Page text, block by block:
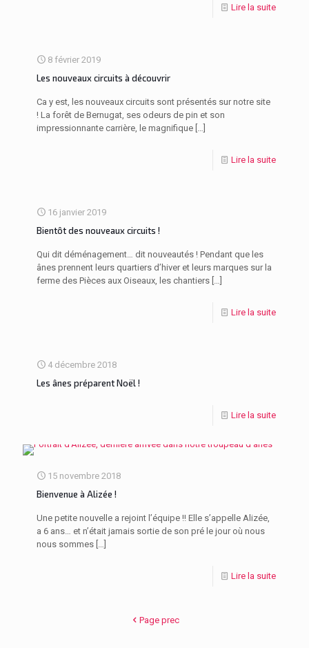
Lire la suite
8 février 2019
Les nouveaux circuits à découvrir
Ca y est, les nouveaux circuits sont présentés sur notre site
! La forêt de Bernugat, ses odeurs de pin et son
impressionnante carrière, le magnifique […]
Lire la suite
16 janvier 2019
Bientôt des nouveaux circuits !
Qui dit déménagement… dit nouveautés ! Pendant que les
ânes prennent leurs quartiers d’hiver et leurs marques sur la
ferme des Pièces aux Oiseaux, les chantiers […]
Lire la suite
4 décembre 2018
Les ânes préparent Noël !
Lire la suite
15 novembre 2018
Bienvenue à Alizée !
Une petite nouvelle a rejoint l’équipe !! Elle s’appelle Alizée,
a 6 ans… et n’était jamais sortie de son pré le jour où nous
nous sommes […]
Lire la suite
Page prec